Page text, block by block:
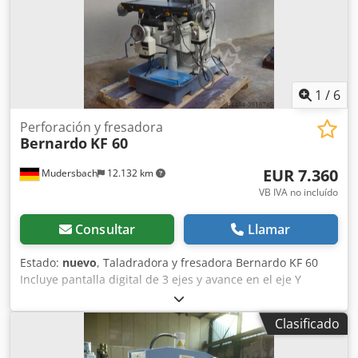
1 / 6
Mudersbach 12.132 km
Perforación y fresadora
Bernardo KF 60
EUR 7.360
VB IVA no incluído
Consultar Llamar
Estado: nuevo, Taladradora y fresadora Bernardo KF 60
Incluye pantalla digital de 3 ejes y avance en el eje Y
Especificaciones técnicas Capacidad de taladrado en
acero: 35 mm Capacidad de taladrado en fundición: 40
mm Rosca hasta un máximo de: M 16 Saliente: 210 - 550
mm Ángulo de giro del cabezal del husillo: 90° Velocidad
Clasificado